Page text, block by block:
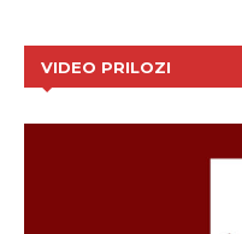
VIDEO PRILOZI